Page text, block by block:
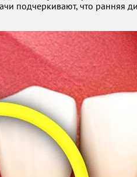
подчеркивают, что ранняя